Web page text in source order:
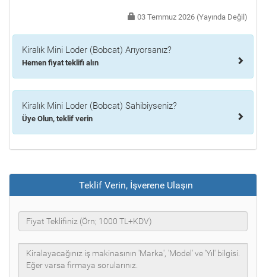
03 Temmuz 2026 (Yayında Değil)
Kiralık Mini Loder (Bobcat) Arıyorsanız?
Hemen fiyat teklifi alın
Kiralık Mini Loder (Bobcat) Sahibiyseniz?
Üye Olun, teklif verin
Teklif Verin, İşverene Ulaşın